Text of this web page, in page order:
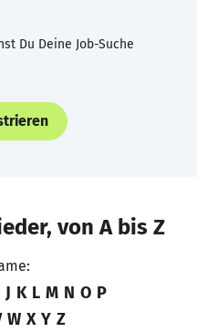
Du Deine Job-Suche
von A bis Z
J K L M N O P
W X Y Z